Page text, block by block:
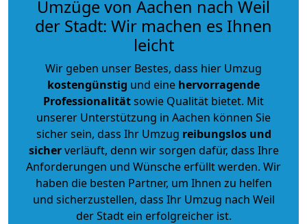
Umzüge von Aachen nach Weil
der Stadt: Wir machen es Ihnen
leicht
Wir geben unser Bestes, dass hier Umzug
kostengünstig und eine hervorragende
Professionalitätsowie Qualität bietet. Mit
unserer Unterstützung in Aachen können Sie
sicher sein, dass Ihr Umzug reibungslos und
sicherverläuft, denn wir sorgen dafür, dass Ihre
Anforderungen und Wünsche erfüllt werden. Wir
haben die besten Partner, um Ihnen zu helfen
und sicherzustellen, dass Ihr Umzug nach Weil
der Stadt ein erfolgreicher ist.